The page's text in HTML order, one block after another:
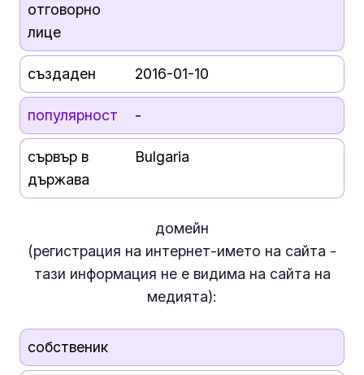
отговорно
лице
създаден 2016-01-10
популярност -
сървър в
държава
Bulgaria
домейн
(регистрация на интернет-името на сайта -
тази информация не евидима на сайта на
медията):
собственик